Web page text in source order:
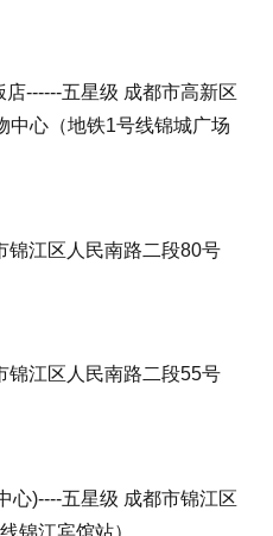
店------五星级 成都市高新区
中心（地铁1号线锦城广场
锦江区人民南路二段80号
锦江区人民南路二段55号
心)----五星级 成都市锦江区